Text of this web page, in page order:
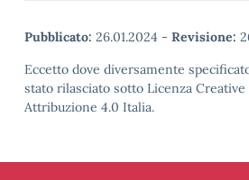
Pubblicato: 26.01.2024 - Revisione:
Eccetto dove diversamente
stato rilasciato sotto Licenza Creative
Attribuzione 4.0 Italia.